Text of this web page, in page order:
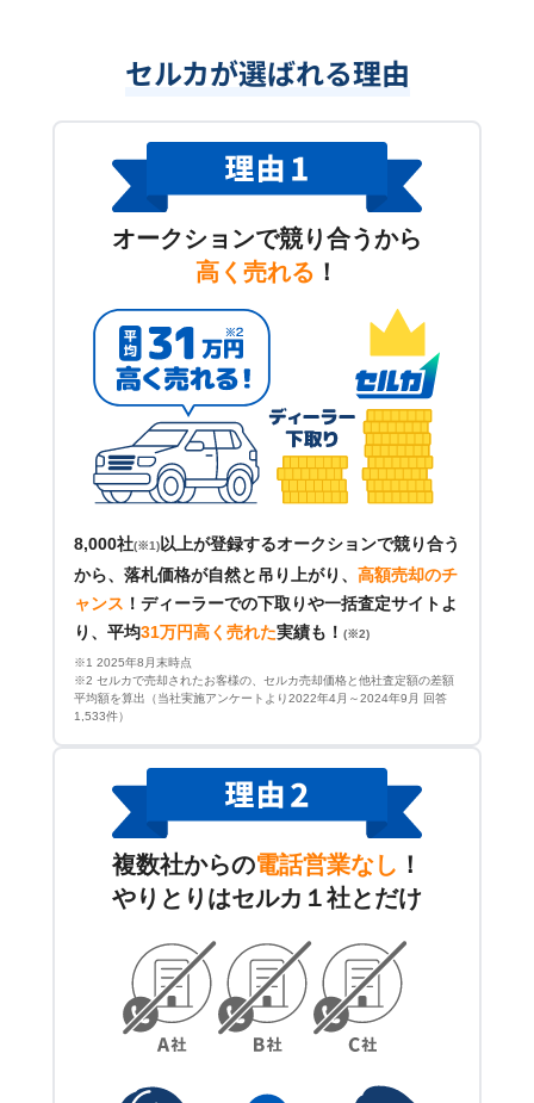
セルカが選ばれる理由
オークションで競り合うから
高く売れる ！
8,000社(※1)以上が登録するオークションで競り合う
から、落札価格が自然と吊り上がり、 高額売却のチ
ャンス ！ ディーラーでの下取りや一括査定サイトよ
り、平均31万円高く売れた実績も！ (※2)
※1 2025年8月末時点
※2 セルカで売却されたお客様の、セルカ売却価格と他社査定額の差額
平均額を算出（当社実施アンケートより2022年4月～2024年9月 回答
1,533件）
複数社からの電話営業なし ！
やりとりはセルカ１社とだけ